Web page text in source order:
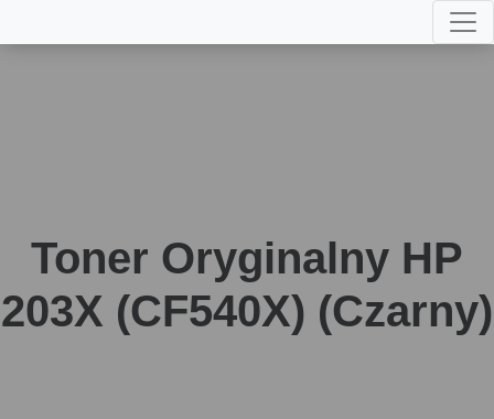
Toner Oryginalny HP
203X (CF540X) (Czarny)